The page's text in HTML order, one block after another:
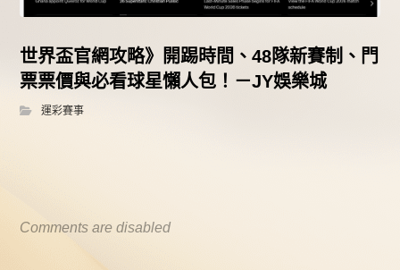
世界盃官網攻略》開踢時間、48隊新賽制、門
票票價與必看球星懶人包！－JY娛樂城
運彩賽事
Comments are disabled